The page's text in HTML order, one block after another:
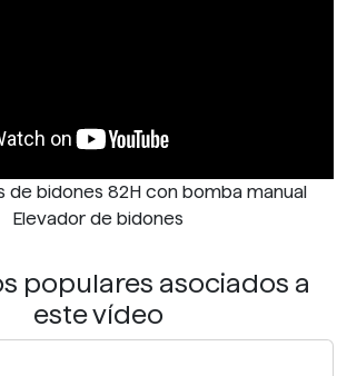
de bidones 82H con bomba manual
Elevador de bidones
populares asociados a
este vídeo